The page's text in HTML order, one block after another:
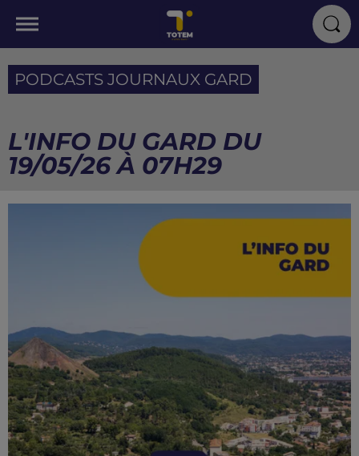
PODCASTS JOURNAUX GARD
L'INFO DU GARD DU
19/05/26 À 07H29